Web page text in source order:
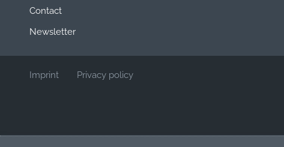
Contact
Newsletter
Imprint Privacy policy